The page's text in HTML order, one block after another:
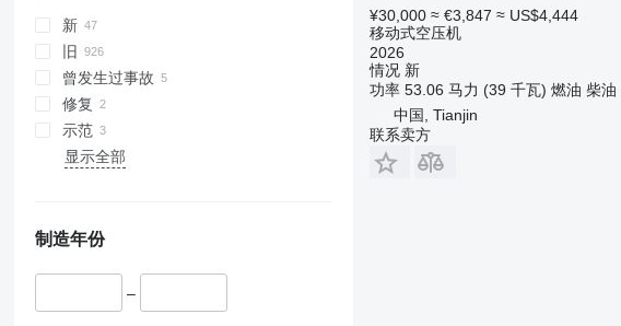
新
旧
曾发生过事故
修复
示范
显示全部
制造年份
–
¥30,000 ≈ €3,847 ≈ US$4,444
移动式空压机
2026
情况新
功率 53.06 马力 (39 千瓦) 燃油 柴油
中国, Tianjin
联系卖方